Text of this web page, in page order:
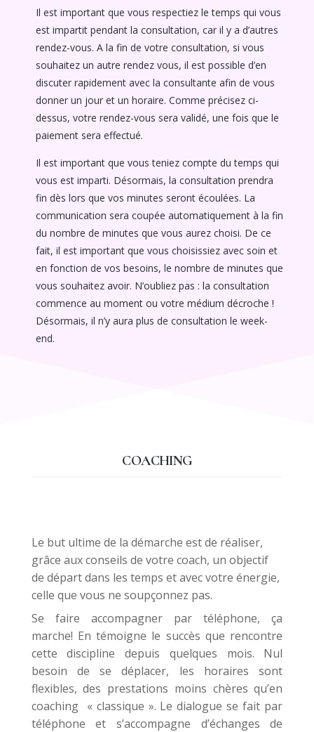
Il est important que vous respectiez le temps qui vous
est impartit pendant la consultation, car il y a d’autres
rendez-vous. A la fin de votre consultation, si vous
souhaitez un autre rendez vous, il est possible d’en
discuter rapidement avec la consultante afin de vous
donner un jour et un horaire. Comme précisez ci-
dessus, votre rendez-vous sera validé, une fois que le
paiement sera effectué.
Il est important que vous teniez compte du temps qui
vous est imparti. Désormais, la consultation prendra
fin dès lors que vos minutes seront écoulées. La
communication sera coupée automatiquement à la fin
du nombre de minutes que vous aurez choisi. De ce
fait, il est important que vous choisissiez avec soin et
en fonction de vos besoins, le nombre de minutes que
vous souhaitez avoir. N’oubliez pas : la consultation
commence au moment ou votre médium décroche !
Désormais, il n’y aura plus de consultation le week-
end.
COACHING
Le but ultime de la démarche est de réaliser,
grâce aux conseils de votre coach, un objectif
de départ dans les temps et avec votre énergie,
celle que vous ne soupçonnez pas.
Se faire accompagner par téléphone, ça
marche! En témoigne le succès que rencontre
cette discipline depuis quelques mois. Nul
besoin de se déplacer, les horaires sont
flexibles, des prestations moins chères qu’en
coaching « classique ». Le dialogue se fait par
téléphone et s’accompagne d’échanges de